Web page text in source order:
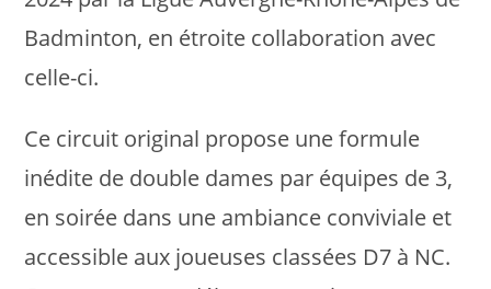
Badminton, en étroite collaboration avec
celle-ci.
Ce circuit original propose une formule
inédite de double dames par équipes de 3,
en soirée dans une ambiance conviviale et
accessible aux joueuses classées D7 à NC.